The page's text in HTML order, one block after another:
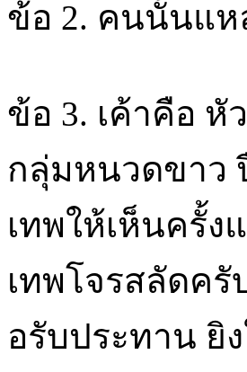
ข้อ 2. คนนั้นแห
ข้อ 3. เค้าคือ หั
กลุ่มหนวดขาว
เทพให้เห็นครั้ง
เทพโจรสลัดครั
อรับประทาน ยิ